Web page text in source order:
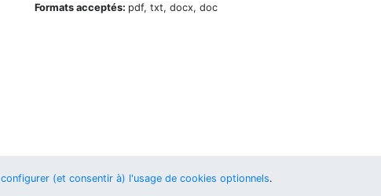
Formats acceptés: pdf, txt, docx, doc
configurer (et consentir à) l'usage de cookies optionnels.